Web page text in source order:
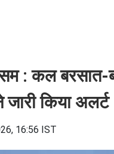
: कल बरसात-
किया अलर्ट
16:56 IST